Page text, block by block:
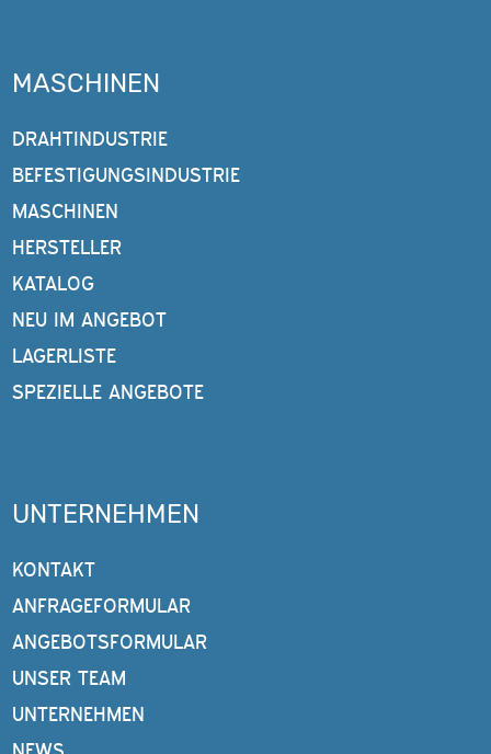
MASCHINEN
DRAHTINDUSTRIE
BEFESTIGUNGSINDUSTRIE
MASCHINEN
HERSTELLER
KATALOG
NEU IM ANGEBOT
LAGERLISTE
SPEZIELLE ANGEBOTE
UNTERNEHMEN
KONTAKT
ANFRAGEFORMULAR
ANGEBOTSFORMULAR
UNSER TEAM
UNTERNEHMEN